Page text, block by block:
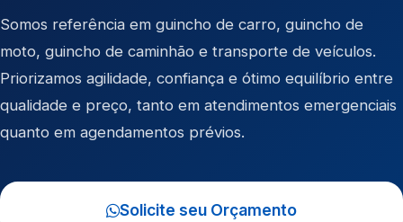
Somos referência em guincho de carro, guincho de
moto, guincho de caminhão e transporte de veículos.
Priorizamos agilidade, confiança e ótimo equilíbrio entre
qualidade e preço, tanto em atendimentos emergenciais
quanto em agendamentos prévios.
Solicite seu Orçamento